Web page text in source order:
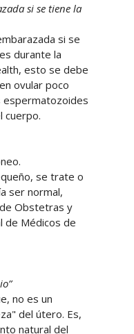
si se tiene la
si se
durante la
esto se debe
ovular poco
espermatozoides
cuerpo.
se trate o
ser normal,
Obstetras y
de Médicos de
no es un
del útero. Es,
natural del